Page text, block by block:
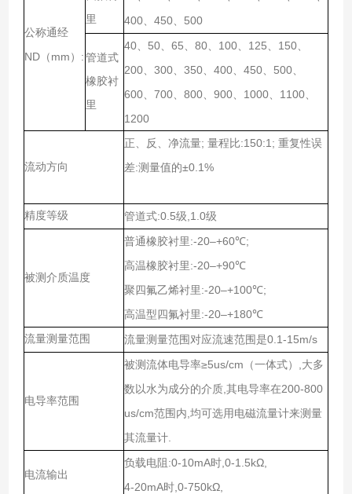
公称通经
ND（mm）:
里
400、 450、 500
管道式
橡胶衬
里
40、 50、 65 80、 100、 125 150、
200、 300、 350、 400、 450、 500、
600、 700、 800、 900、 1000、 1100、
1200
流动方向
正、反、净流量; 量程比:150:1; 重复性误
差:测量值的±0.1%
精度等级 管道式:0.5级 ,1.0级
被测介质温度
普通橡胶衬里 :-20–+60℃;
高温橡胶衬里 :-20–+90℃
聚四氟乙烯衬里 :-20–+100℃;
高温型四氟衬里 :-20–+180℃
流量测量范围 流量测量范围对应流速范围是0.1-15m/s
电导率范围
被测流体电导率≥5us/cm（一体式）, 大多
数以水为成分的介质, 其电导率在200-800
us/cm范围内 均可选用电磁流量计来测量
其流量计.
电流输出
负载电阻 :0-10mA时,0-1.5kΩ,
4-20mA时,0-750kΩ,